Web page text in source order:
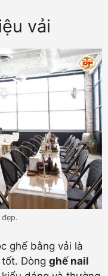
vải
đẹp.
ghế bằng vải là
Dòng ghế nail